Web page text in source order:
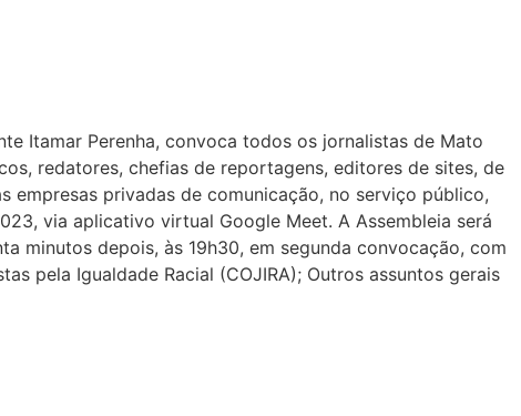
Itamar Perenha, convoca todos os jornalistas de Mato
redatores, chefias de reportagens, editores de sites, de
empresas privadas de comunicação, no serviço público,
via aplicativo virtual Google Meet. A Assembleia será
minutos depois, às 19h30, em segunda convocação, com
pela Igualdade Racial (COJIRA); Outros assuntos gerais